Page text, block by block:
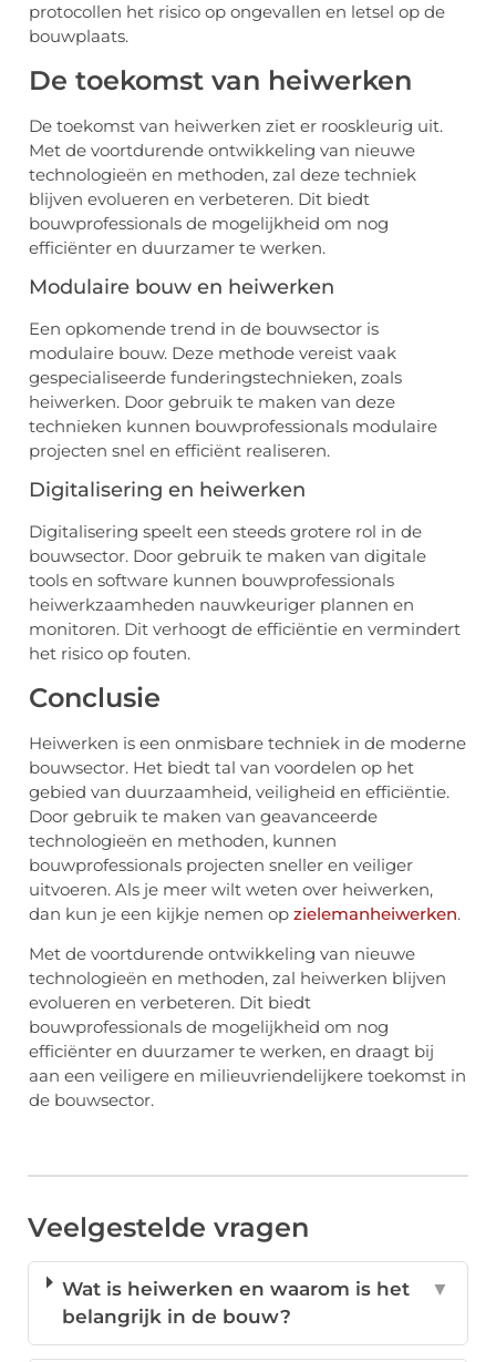
protocollen het risico op ongevallen en letsel op de
bouwplaats.
De toekomst van heiwerken
De toekomst van heiwerken ziet er rooskleurig uit.
Met de voortdurende ontwikkeling van nieuwe
technologieën en methoden, zal deze techniek
blijven evolueren en verbeteren. Dit biedt
bouwprofessionals de mogelijkheid om nog
efficiënter en duurzamer te werken.
Modulaire bouw en heiwerken
Een opkomende trend in de bouwsector is
modulaire bouw. Deze methode vereist vaak
gespecialiseerde funderingstechnieken, zoals
heiwerken. Door gebruik te maken van deze
technieken kunnen bouwprofessionals modulaire
projecten snel en efficiënt realiseren.
Digitalisering en heiwerken
Digitalisering speelt een steeds grotere rol in de
bouwsector. Door gebruik te maken van digitale
tools en software kunnen bouwprofessionals
heiwerkzaamheden nauwkeuriger plannen en
monitoren. Dit verhoogt de efficiëntie en vermindert
het risico op fouten.
Conclusie
Heiwerken is een onmisbare techniek in de moderne
bouwsector. Het biedt tal van voordelen op het
gebied van duurzaamheid, veiligheid en efficiëntie.
Door gebruik te maken van geavanceerde
technologieën en methoden, kunnen
bouwprofessionals projecten sneller en veiliger
uitvoeren. Als je meer wilt weten over heiwerken,
dan kun je een kijkje nemen op zielemanheiwerken.
Met de voortdurende ontwikkeling van nieuwe
technologieën en methoden, zal heiwerken blijven
evolueren en verbeteren. Dit biedt
bouwprofessionals de mogelijkheid om nog
efficiënter en duurzamer te werken, en draagt bij
aan een veiligere en milieuvriendelijkere toekomst in
de bouwsector.
Veelgestelde vragen
Wat is heiwerken en waarom is het
belangrijk in de bouw?
▼